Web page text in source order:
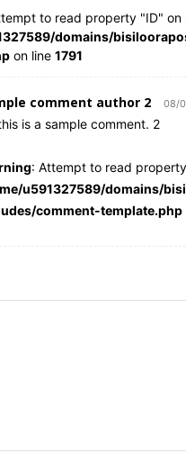
to read property "ID" on
domains/
on line 1791
comment author 2 08/
is a sample comment. 2
: Attempt to read
u591327589/domains/
comment-template.php